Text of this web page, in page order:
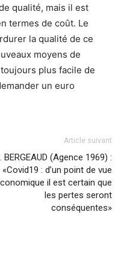
qualité, mais il est
termes de coût. Le
la qualité de ce
moyens de
plus facile de
un euro
Article suivant
BERGEAUD (Agence 1969) :
«Covid19 : d’un point de vue
il est certain que
les pertes seront
conséquentes»